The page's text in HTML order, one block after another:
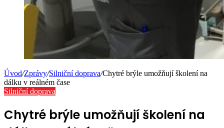
Úvod/Zprávy/Silniční doprava/Chytré brýle umožňují školení na
dálku v reálném čase
Silniční doprava
Chytré brýle umožňují školení na